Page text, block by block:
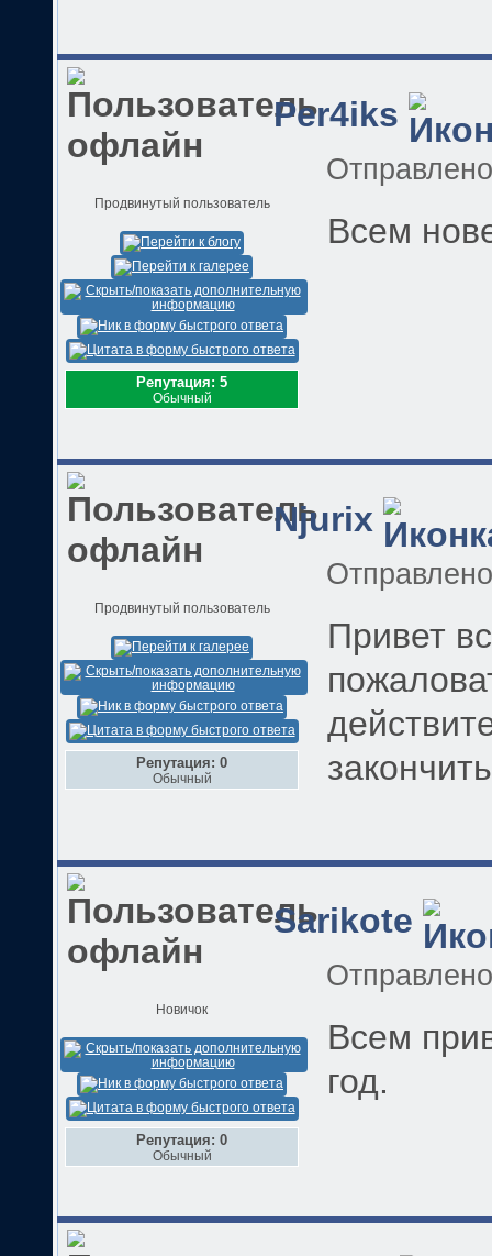
Per4iks
Продвинутый пользователь
Репутация: 5
Обычный
Всем
Njurix
Продвинутый пользователь
Репутация: 0
Обычный
Привет
Sarikote
Новичок
Репутация: 0
Обычный
Всем
год.